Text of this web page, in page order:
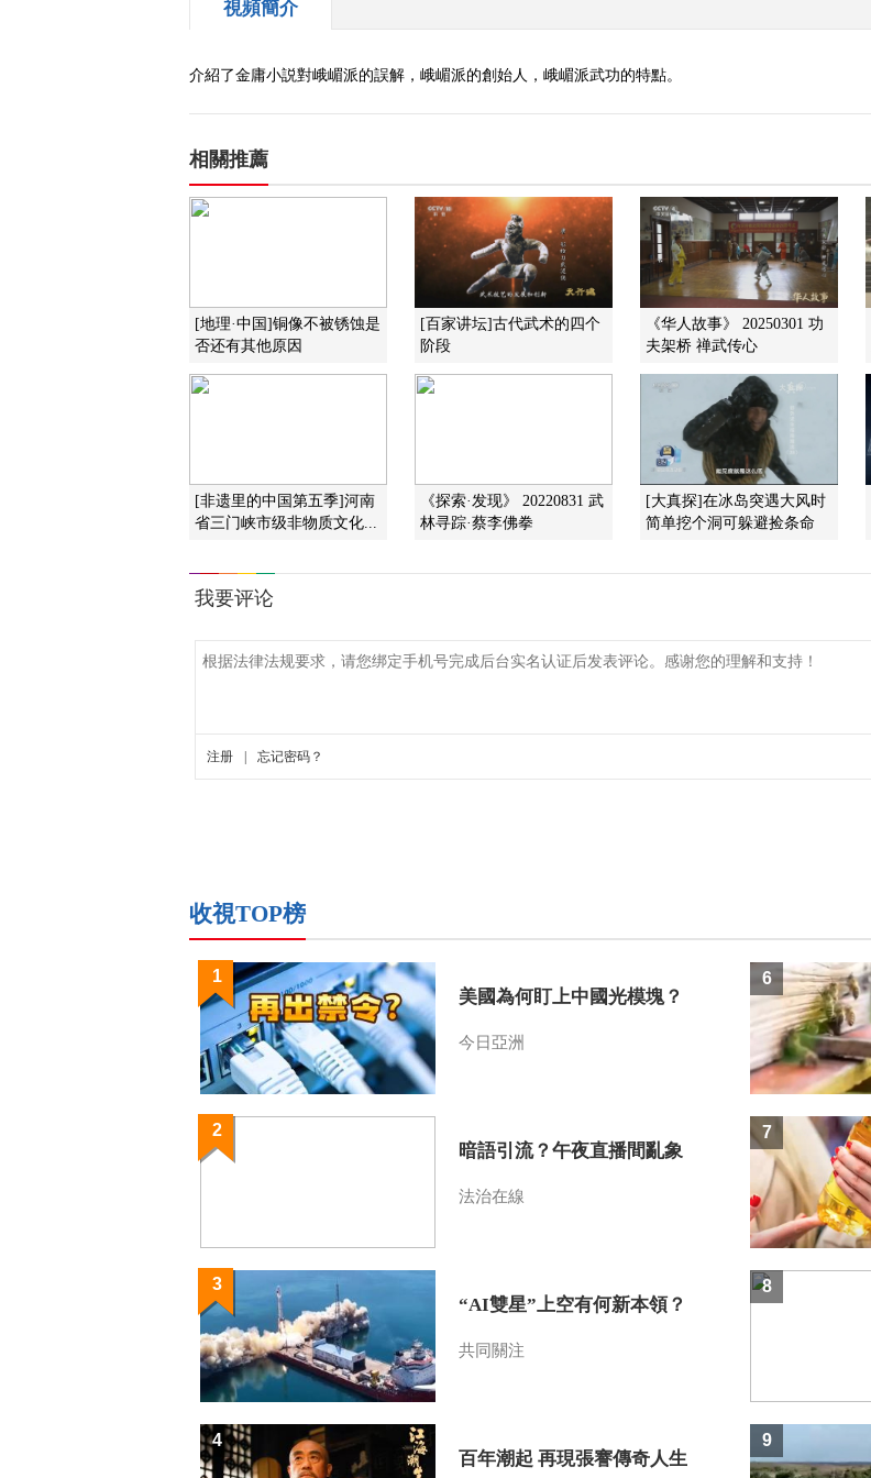
視頻簡介
介紹了金庸小説對峨嵋派的誤解，峨嵋派的創始人，峨嵋派武功的特點。
相關推薦
[地理·中国]铜像不被锈蚀是
否还有其他原因
[百家讲坛]古代武术的四个
阶段
《华人故事》 20250301 功
夫架桥 禅武传心
[非遗里的中国第五季]河南
省三门峡市级非物质文化...
《探索·发现》 20220831 武
林寻踪·蔡李佛拳
[大真探]在冰岛突遇大风时
简单挖个洞可躲避捡条命
收視TOP榜
美國為何盯上中國光模塊？
今日亞洲
1
暗語引流？午夜直播間亂象
法治在線
2
“AI雙星”上空有何新本領？
共同關注
3
百年潮起 再現張謇傳奇人生
4
6
7
8
9